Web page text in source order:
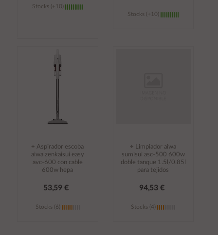
Stocks (+10)
carrito
Stocks (+10)
÷ Aspirador escoba
aiwa zenkaisui easy
avc-600 con cable
600w hepa
53,59 €
Stocks (6)
÷ Limpiador aiwa
sumisui asc-500 600w
doble tanque 1.5l/0.85l
para tejidos
94,53 €
Stocks (4)